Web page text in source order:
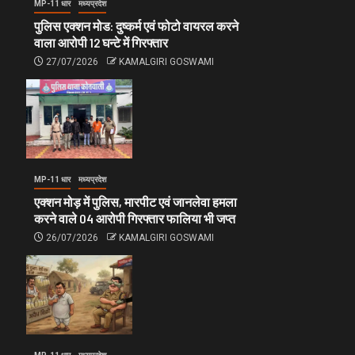
MP-11 धार मध्यप्रदेश
पुलिस एक्शन मोड: दुष्कर्म एवं फोटो वायरल करने
वाला आरोपी 12 घन्टे में गिरफ्तार
27/07/2026 KAMALGIRI GOSWAMI
MP-11 धार मध्यप्रदेश
एक्शन मोड़ में पुलिस, मारपीट एवं जानलेवा हमला
करने वाले 04 आरोपी गिरफ्तार फालिया भी जप्त
26/07/2026 KAMALGIRI GOSWAMI